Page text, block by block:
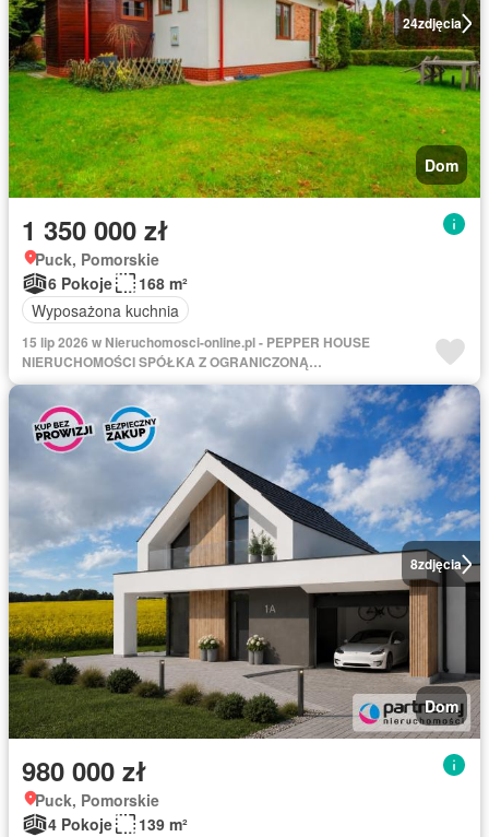
24zdjęcia
Dom
1 350 000 zł
Puck, Pomorskie
6 Pokoje
168 m²
Wyposażona kuchnia
15 lip 2026 w Nieruchomosci-online.pl - PEPPER HOUSE
NIERUCHOMOŚCI SPÓŁKA Z OGRANICZONĄ
ODPOWIEDZIALNOŚCIĄ
8zdjęcia
Dom
980 000 zł
Puck, Pomorskie
4 Pokoje
139 m²